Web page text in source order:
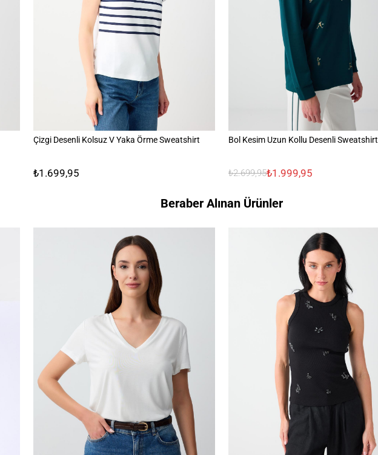
Çizgi Desenli Kolsuz V Yaka Örme Sweatshirt
₺1.699,95
Bol Kesim Uzun Kollu Desenli Sweatshirt
₺2.699,95₺1.999,95
Beraber Alınan Ürünler